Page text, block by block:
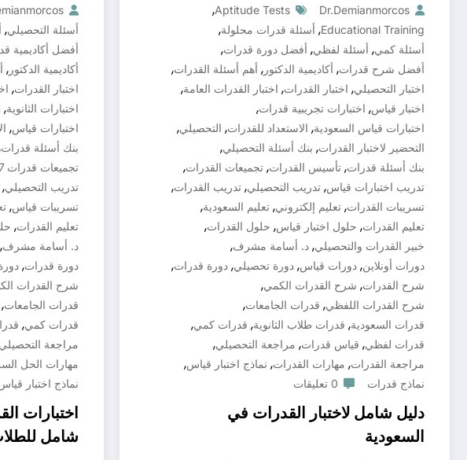
Dr.demianmorcos
Aptitude Tests
,
Educational Training
, أسئلة قدرات محلولة,
أسئلة كمي, أسئلة لفظي, أفضل دورة قدرات,
أفضل شرح قدرات, أكاديمية الدكتور , أهم أسئلة القدرات,
اختبار التحصيلي, اختبار القدرات, اختبار القدرات العامة,
اختبار قياس, اختبارات تجريبية قدرات,
اختبارات قياس السعودية, الاستعداد للقدرات, التحصيلي,
التحضير لاختبار القدرات, بنك أسئلة التحصيلي,
بنك أسئلة قدرات, تأسيس القدرات, تجميعات القدرات,
تدريب اختبارات قياس, تدريب التحصيلي, تدريب القدرات,
تسريبات القدرات, تعليم إلكتروني, تعليم السعودية,
تعليم القدرات, حلول اختبار قياس, حلول القدرات,
خبير القدرات والتحصيلي, د. أسامة مشرف,
دورات أونلاين, دورات قياس, دورة تحصيلي, دورة قدرات,
شرح القدرات, شرح القدرات الكمي,
شرح القدرات اللفظي, قدرات الجامعات,
قدرات السعودية, قدرات طلاب الثانوية, قدرات كمي,
قدرات لفظي, قياس قدرات, مراجعة التحصيلي,
مراجعة القدرات, مهارات القدرات, نماذج اختبار قياس,
نماذج قدرات 0 تعليقات
دليل شامل لاختبار القدرات في
السعودية
أسئلة التحصيلي,
أفضل أكاديمية
أكاديمية الدكتور ,
اختبار القدرات,
اختبارات الثانوية,
اختبارات قياس,
بنك أسئلة قدرات
تجميعات قدرات 1447
تدريب التحصيلي,
تسريبات قياس,
تعليم القدرات,
د. أسامة مشرف,
دورة قدرات,
شرح القدرات
قدرات الجامعات,
قدرات كمي,
مراجعة التحصيلي
مهارات الحل
نماذج اختبار
اختبارات
شامل للطلاب